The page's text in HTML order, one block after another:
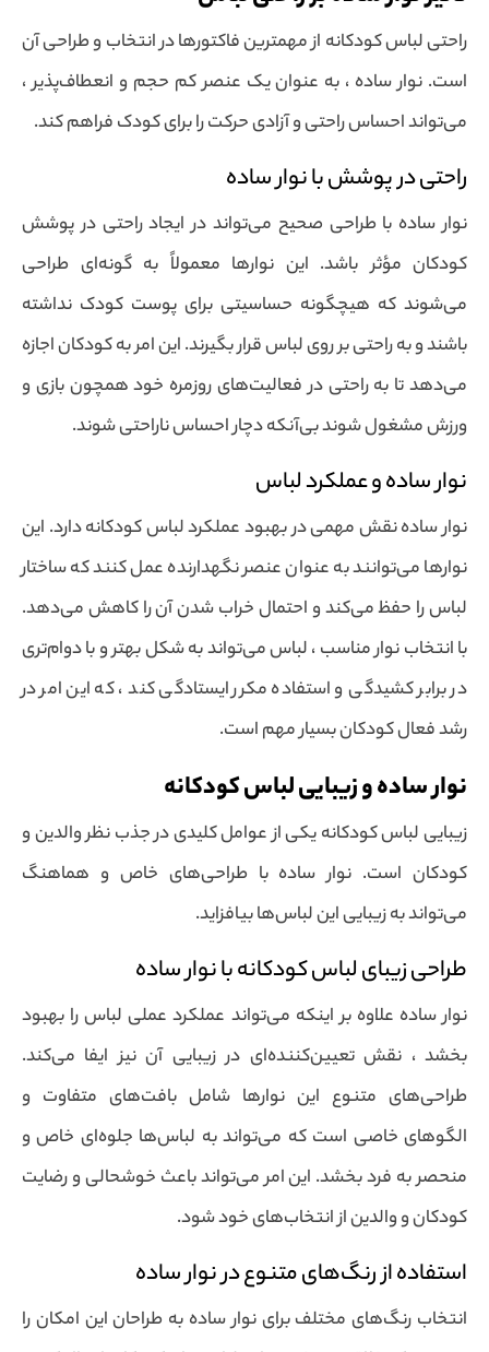
راحتی لباس کودکانه از مهمترین فاکتورها در انتخاب و طراحی آن
است. نوار ساده ، به عنوان یک عنصر کم حجم و انعطاف‌پذیر ،
می‌تواند احساس راحتی و آزادی حرکت را برای کودک فراهم کند.
راحتی در پوشش با نوار ساده
نوار ساده با طراحی صحیح می‌تواند در ایجاد راحتی در پوشش
کودکان مؤثر باشد. این نوارها معمولاً به گونه‌ای طراحی
می‌شوند که هیچگونه حساسیتی برای پوست کودک نداشته
باشند و به راحتی بر روی لباس قرار بگیرند. این امر به کودکان اجازه
می‌دهد تا به راحتی در فعالیت‌های روزمره خود همچون بازی و
ورزش مشغول شوند بی‌آنکه دچار احساس ناراحتی شوند.
نوار ساده و عملکرد لباس
نوار ساده نقش مهمی در بهبود عملکرد لباس کودکانه دارد. این
نوارها می‌توانند به عنوان عنصر نگهدارنده عمل کنند که ساختار
لباس را حفظ می‌کند و احتمال خراب شدن آن را کاهش می‌دهد.
با انتخاب نوار مناسب ، لباس می‌تواند به شکل بهتر و با دوام‌تری
در برابر کشیدگی و استفاده مکرر ایستادگی کند ، که این امر در
رشد فعال کودکان بسیار مهم است.
نوار ساده و زیبایی لباس کودکانه
زیبایی لباس کودکانه یکی از عوامل کلیدی در جذب نظر والدین و
کودکان است. نوار ساده با طراحی‌های خاص و هماهنگ
می‌تواند به زیبایی این لباس‌ها بیافزاید.
طراحی زیبای لباس کودکانه با نوار ساده
نوار ساده علاوه بر اینکه می‌تواند عملکرد عملی لباس را بهبود
بخشد ، نقش تعیین‌کننده‌ای در زیبایی آن نیز ایفا می‌کند.
طراحی‌های متنوع این نوارها شامل بافت‌های متفاوت و
الگوهای خاصی است که می‌تواند به لباس‌ها جلوه‌ای خاص و
منحصر به فرد بخشد. این امر می‌تواند باعث خوشحالی و رضایت
کودکان و والدین از انتخاب‌های خود شود.
استفاده از رنگ‌های متنوع در نوار ساده
انتخاب رنگ‌های مختلف برای نوار ساده به طراحان این امکان را